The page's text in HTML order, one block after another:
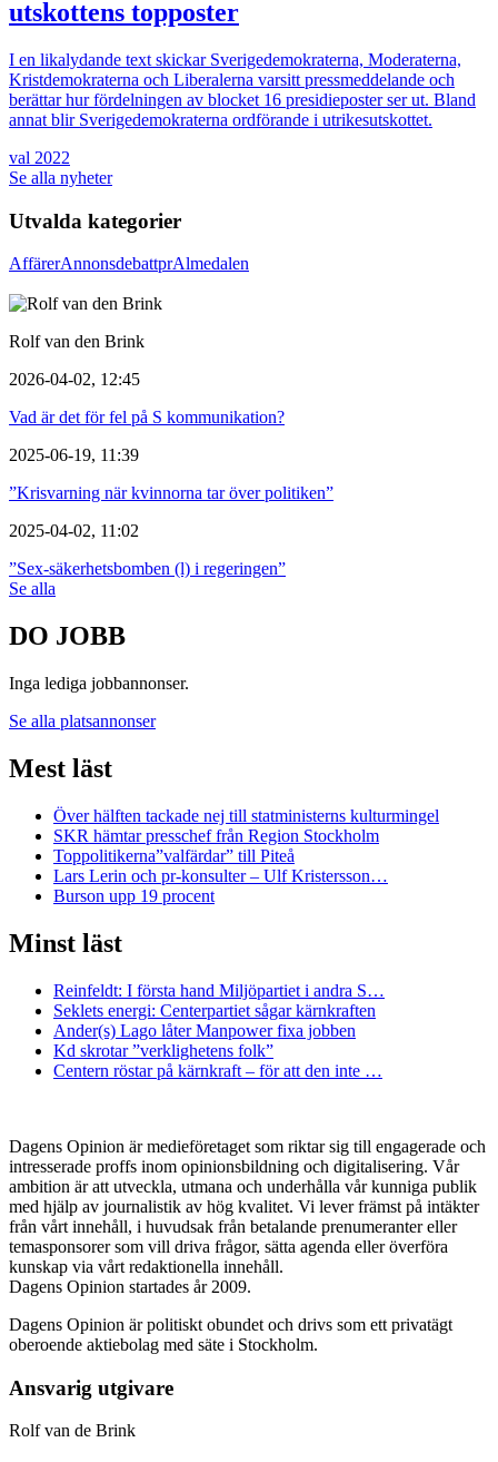
utskottens topposter
I en likalydande text skickar Sverigedemokraterna, Moderaterna,
Kristdemokraterna och Liberalerna varsitt pressmeddelande och
berättar hur fördelningen av blocket 16 presidieposter ser ut. Bland
annat blir Sverigedemokraterna ordförande i utrikesutskottet.
val 2022
Se alla nyheter
Utvalda kategorier
AffärerAnnonsdebattprAlmedalen
Rolf van den Brink
2026-04-02, 12:45
Vad är det för fel på S kommunikation?
2025-06-19, 11:39
”Krisvarning när kvinnorna tar över politiken”
2025-04-02, 11:02
”Sex-säkerhetsbomben (l) i regeringen”
Se alla
DO JOBB
Inga lediga jobbannonser.
Se alla platsannonser
Mest läst
Över hälften tackade nej till statministerns kulturmingel
SKR hämtar presschef från Region Stockholm
Toppolitikerna”valfärdar” till Piteå
Lars Lerin och pr-konsulter – Ulf Kristersson…
Burson upp 19 procent
Minst läst
Reinfeldt: I första hand Miljöpartiet i andra S…
Seklets energi: Centerpartiet sågar kärnkraften
Ander(s) Lago låter Manpower fixa jobben
Kd skrotar ”verklighetens folk”
Centern röstar på kärnkraft – för att den inte …
Dagens Opinion är medieföretaget som riktar sig till engagerade och
intresserade proffs inom opinionsbildning och digitalisering. Vår
ambition är att utveckla, utmana och underhålla vår kunniga publik
med hjälp av journalistik av hög kvalitet. Vi lever främst på intäkter
från vårt innehåll, i huvudsak från betalande prenumeranter eller
temasponsorer som vill driva frågor, sätta agenda eller överföra
kunskap via vårt redaktionella innehåll.
Dagens Opinion startades år 2009.
Dagens Opinion är politiskt obundet och drivs som ett privatägt
oberoende aktiebolag med säte i Stockholm.
Ansvarig utgivare
Rolf van de Brink